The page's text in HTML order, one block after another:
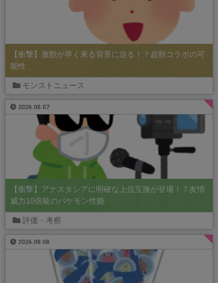
【衝撃】激獣が早く来る背景に迫る！？超獣コラボの可
能性
モンストニュース
2026.08.07
【衝撃】アナスタシアに明確な上位互換が登場！？友情
威力10倍級のバケモン性能
評価・考察
2026.08.08